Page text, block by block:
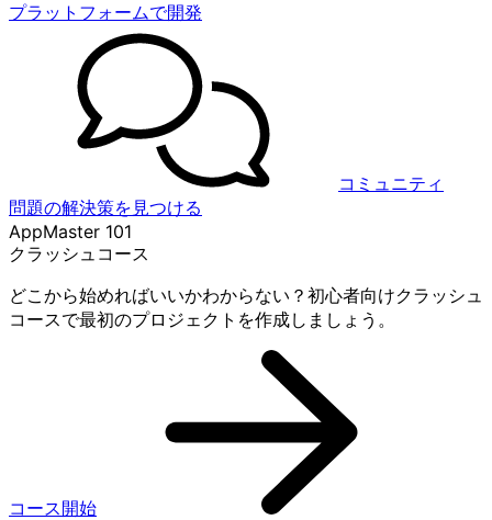
プラットフォームで開発
コミュニティ
問題の解決策を見つける
AppMaster 101
クラッシュコース
どこから始めればいいかわからない？初心者向けクラッシュ
コースで最初のプロジェクトを作成しましょう。
コース開始